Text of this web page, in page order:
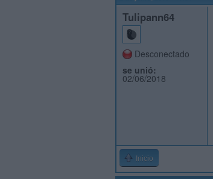
Tulipann64
Desconectado
se unió:
02/06/2018
Inicio